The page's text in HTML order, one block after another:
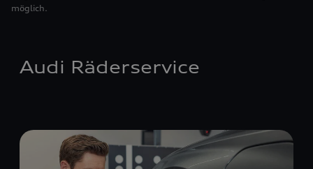
möglich.
Audi Räderservice